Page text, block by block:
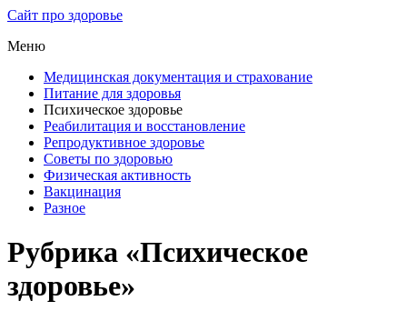
Сайт про здоровье
Меню
Медицинская документация и страхование
Питание для здоровья
Психическое здоровье
Реабилитация и восстановление
Репродуктивное здоровье
Советы по здоровью
Физическая активность
Вакцинация
Разное
Рубрика «Психическое
здоровье»